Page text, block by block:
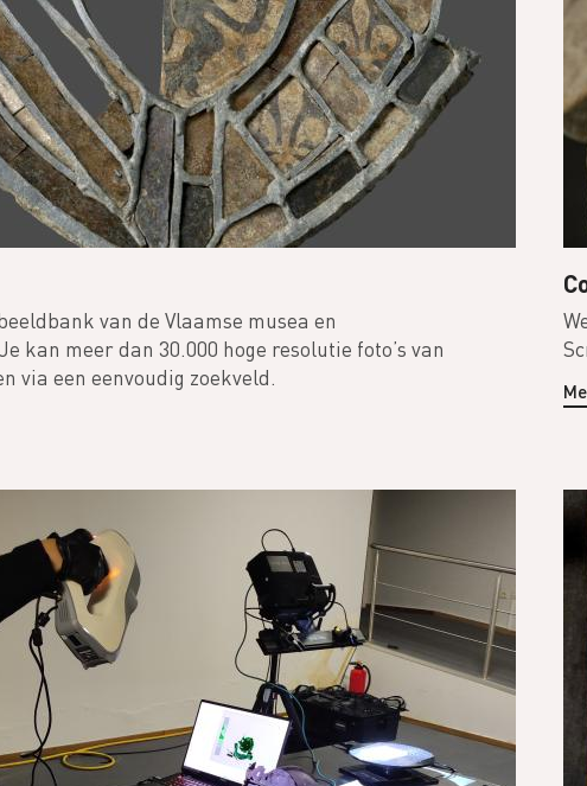
van de Vlaamse musea en
kan meer dan 30.000 hoge resolutie foto’s van
via een eenvoudig zoekveld.